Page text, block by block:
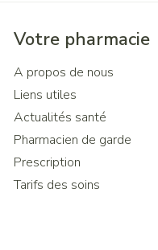
Votre pharmacie
A propos de nous
Liens utiles
Actualités santé
Pharmacien de garde
Prescription
Tarifs des soins